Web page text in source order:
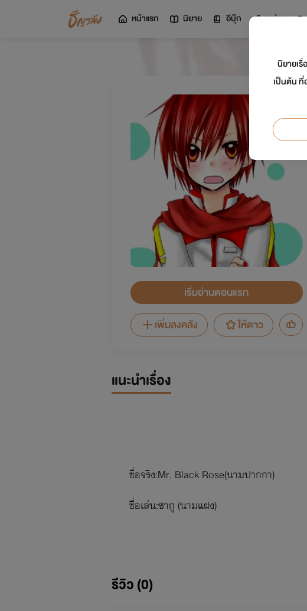
หน้าแรก นิยาย อีบุ๊ก การ์ตูน
เริ่มอ่านตอนแรก
เพิ่มลงคลัง
ให้ดาว
แนะนำเรื่อง
ชื่อจริง:Mr. Black Rose(นามปากกา)
ชื่อเล่น:ซากู (นามแฝง)
รีวิว (0)
นิยายเ
เป็นต้น ที่